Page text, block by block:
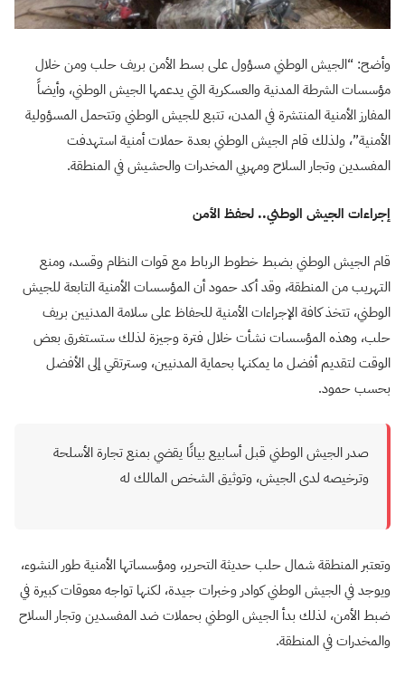
وأضح: “الجيش الوطني مسؤول على بسط الأمن بريف حلب ومن خلال
مؤسسات الشرطة المدنية والعسكرية التي يدعمها الجيش الوطني، وأيضاً
المفارز الأمنية المنتشرة في المدن، تتبع للجيش الوطني وتتحمل المسؤولية
الأمنية”، ولذلك قام الجيش الوطني بعدة حملات أمنية استهدفت
المفسدين وتجار السلاح ومهربي المخدرات والحشيش في المنطقة.
إجراءات الجيش الوطني.. لحفظ الأمن
قام الجيش الوطني بضبط خطوط الرباط مع قوات النظام وقسد، ومنع
التهريب من المنطقة، وقد أكد حمود أن المؤسسات الأمنية التابعة للجيش
الوطني، تتخذ كافة الإجراءات الأمنية للحفاظ على سلامة المدنيين بريف
حلب، وهذه المؤسسات نشأت خلال فترة وجيزة لذلك ستستغرق بعض
الوقت لتقديم أفضل ما يمكنها بحماية المدنيين، وسترتقي إلى الأفضل
بحسب حمود.
صدر الجيش الوطني قبل أسابيع بيانًا يقضي بمنع تجارة الأسلحة
وترخيصه لدى الجيش، وتوثيق الشخص المالك له
وتعتبر المنطقة شمال حلب حديثة التحرير، ومؤسساتها الأمنية طور النشوء،
ويوجد في الجيش الوطني كوادر وخبرات جيدة، لكنها تواجه معوقات كبيرة في
ضبط الأمن، لذلك بدأ الجيش الوطني بحملات ضد المفسدين وتجار السلاح
والمخدرات في المنطقة.